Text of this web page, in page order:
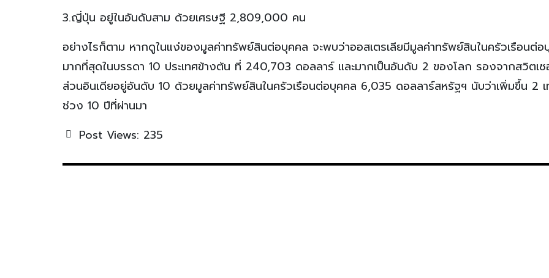
3.ญี่ปุ่น อยู่ในอันดับสาม ด้วยเศรษฐี 2,809,000 คน
อย่างไรก็ตาม หากดูในแง่ของมูลค่าทรัพย์สินต่อบุคคล จะพบว่าออสเตรเลียมีมูลค่าทรัพย์สินในครัวเรือนต่อ
มากที่สุดในบรรดา 10 ประเทศข้างต้น ที่ 240,703 ดอลลาร์ และมากเป็นอันดับ 2 ของโลก รองจากสวิตเ
ส่วนอินเดียอยู่อันดับ 10 ด้วยมูลค่าทรัพย์สินในครัวเรือนต่อบุคคล 6,035 ดอลลาร์สหรัฐฯ นับว่าเพิ่มขึ้น 2 เ
ช่วง 10 ปีที่ผ่านมา
Post Views: 235